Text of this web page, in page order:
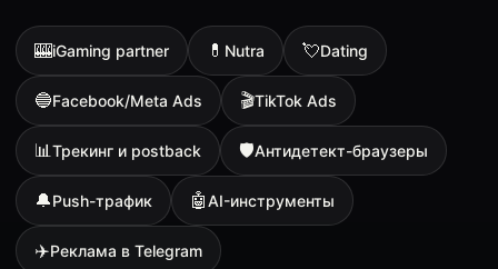
🎰iGaming partner 💊 Nutra 💘Dating
🔵Facebook/Meta Ads 🎬TikTok Ads
📊Трекинг и postback 🛡Антидетект-браузеры
🔔Push-трафик 🤖AI-инструменты
✈️Реклама в Telegram